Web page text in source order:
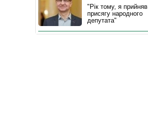
"Рік тому, я прийняв
присягу народного
депутата"